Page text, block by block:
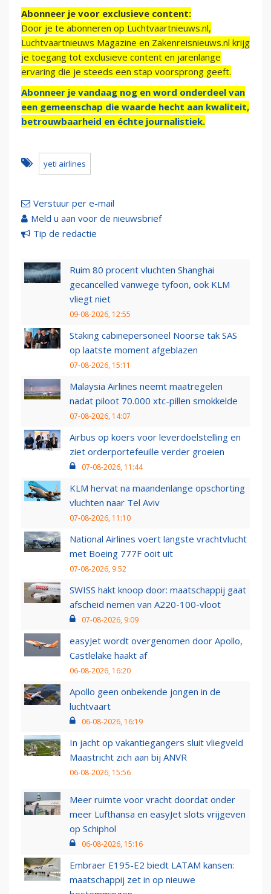
Abonneer je voor exclusieve content:
Door je te abonneren op Luchtvaartnieuws.nl,
Luchtvaartnieuws Magazine en Zakenreisnieuws.nl krijg
je toegang tot exclusieve content en jarenlange
ervaring die je steeds een stap voorsprong geeft.
Abonneer je vandaag nog en word onderdeel van
een gemeenschap die waarde hecht aan kwaliteit,
betrouwbaarheid en échte journalistiek.
yeti airlines
Verstuur per e-mail
Meld u aan voor de nieuwsbrief
Tip de redactie
Ruim 80 procent vluchten Shanghai
gecancelled vanwege tyfoon, ook KLM
vliegt niet
09-08-2026, 12:55
Staking cabinepersoneel Noorse tak SAS
op laatste moment afgeblazen
07-08-2026, 15:11
Malaysia Airlines neemt maatregelen
nadat piloot 70.000 xtc-pillen smokkelde
07-08-2026, 14:07
Airbus op koers voor leverdoelstelling en
ziet orderportefeuille verder groeien
07-08-2026, 11:44
KLM hervat na maandenlange opschorting
vluchten naar Tel Aviv
07-08-2026, 11:10
National Airlines voert langste vrachtvlucht
met Boeing 777F ooit uit
07-08-2026, 9:52
SWISS hakt knoop door: maatschappij gaat
afscheid nemen van A220-100-vloot
07-08-2026, 9:09
easyJet wordt overgenomen door Apollo,
Castlelake haakt af
06-08-2026, 16:20
Apollo geen onbekende jongen in de
luchtvaart
06-08-2026, 16:19
In jacht op vakantiegangers sluit vliegveld
Maastricht zich aan bij ANVR
06-08-2026, 15:56
Meer ruimte voor vracht doordat onder
meer Lufthansa en easyJet slots vrijgeven
op Schiphol
06-08-2026, 15:16
Embraer E195-E2 biedt LATAM kansen:
maatschappij zet in op nieuwe